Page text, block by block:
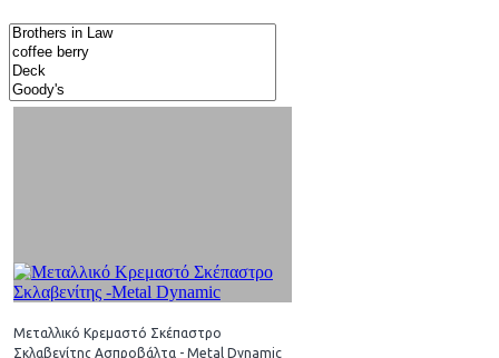
Μεταλλικό Κρεμαστό Σκέπαστρο
Σκλαβενίτης Ασπροβάλτα - Metal Dynamic